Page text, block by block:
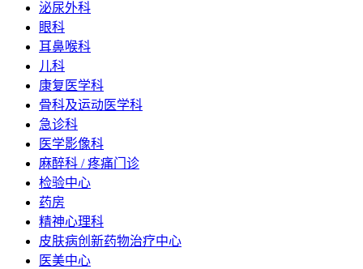
泌尿外科
眼科
耳鼻喉科
儿科
康复医学科
骨科及运动医学科
急诊科
医学影像科
麻醉科 / 疼痛门诊
检验中心
药房
精神心理科
皮肤病创新药物治疗中心
医美中心